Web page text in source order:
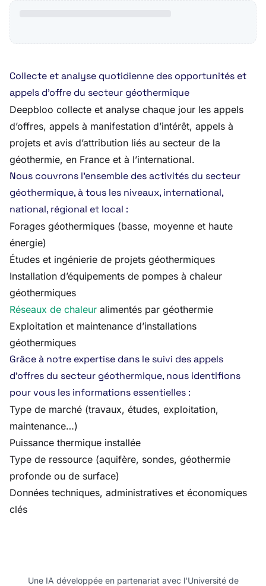
Collecte et analyse quotidienne des opportunités et
appels d’offre du secteur géothermique
Deepbloo collecte et analyse chaque jour les appels
d’offres, appels à manifestation d’intérêt, appels à
projets et avis d’attribution liés au secteur de la
géothermie, en France et à l’international.
Nous couvrons l’ensemble des activités du secteur
géothermique, à tous les niveaux, international,
national, régional et local :
Forages géothermiques (basse, moyenne et haute
énergie)
Études et ingénierie de projets géothermiques
Installation d’équipements de pompes à chaleur
géothermiques
Réseaux de chaleur alimentés par géothermie
Exploitation et maintenance d’installations
géothermiques
Grâce à notre expertise dans le suivi des appels
d’offres du secteur géothermique, nous identifions
pour vous les informations essentielles :
Type de marché (travaux, études, exploitation,
maintenance…)
Puissance thermique installée
Type de ressource (aquifère, sondes, géothermie
profonde ou de surface)
Données techniques, administratives et économiques
clés
Une IA développée en partenariat avec l'Université de